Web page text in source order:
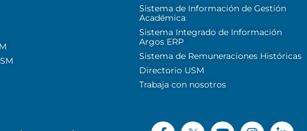
Sistema de Información de Gestión
Académica
Sistema Integrado de Información
Argos ERP
Sistema de Remuneraciones Históricas
Directorio USM
Trabaja con nosotros